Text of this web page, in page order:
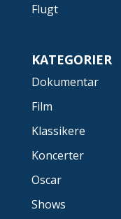
Flugt
KATEGORIER
Dokumentar
Film
Klassikere
Koncerter
Oscar
Shows